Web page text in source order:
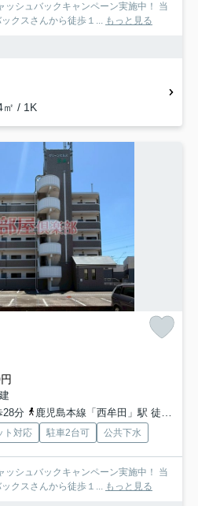
ッシュバックキャンペーン実施中！ 当
クスさんから徒歩１... もっと見る
㎡ / 1K
28分
鹿児島本線「西牟田」駅 徒歩38分
ト対応 駐車2台可 公共下水
ッシュバックキャンペーン実施中！ 当
クスさんから徒歩１... もっと見る